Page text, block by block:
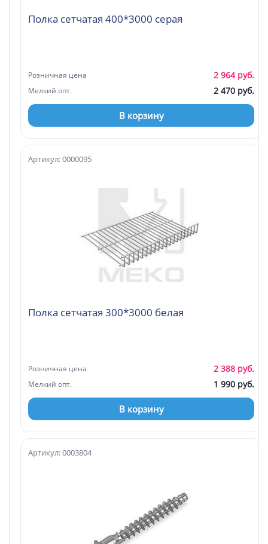
Полка сетчатая 400*3000 серая
Розничная цена 2 964 руб.
Мелкий опт. 2 470 руб.
В корзину
Полка сетчатая 300*3000 белая
Артикул: 0000095
Розничная цена 2 388 руб.
Мелкий опт. 1 990 руб.
В корзину
Артикул: 0003804